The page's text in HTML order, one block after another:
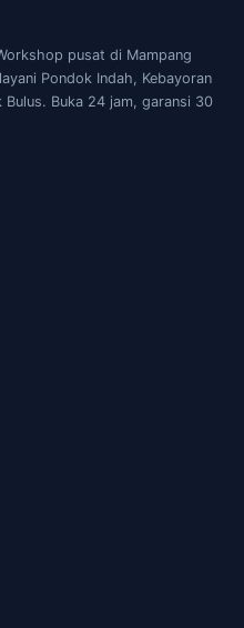
pusat di Mampang
Pondok Indah, Kebayoran
Bulus. Buka 24 jam, garansi 30